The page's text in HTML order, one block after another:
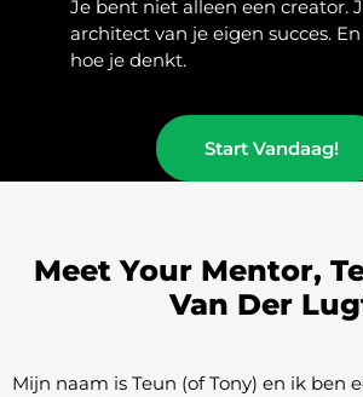
Je bent niet alleen een creator.
architect van je eigen succes.
hoe je denkt.
Start Vandaag!
Meet Your Mentor,
Van Der
Mijn naam is Teun (of Tony) en ik ben